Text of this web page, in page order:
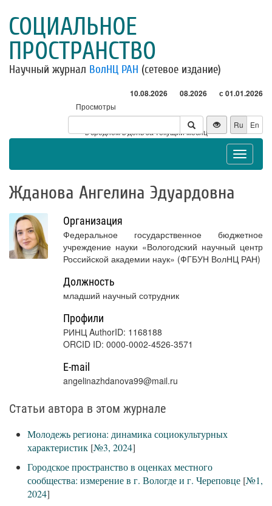
СОЦИАЛЬНОЕ
ПРОСТРАНСТВО
Научный журнал ВолНЦ РАН (сетевое издание)
10.08.2026 08.2026 с 01.01.2026
Просмотры
Посетители
* - в среднем в день за текущий месяц
Ru En
Toggle
Жданова Ангелина Эдуардовна
Организация
Федеральное государственное бюджетное
учреждение науки «Вологодский научный центр
Российской академии наук» (ФГБУН ВолНЦ РАН)
Должность
младший научный сотрудник
Профили
РИНЦ AuthorID: 1168188
ORCID ID: 0000-0002-4526-3571
E-mail
angelinazhdanova99@mail.ru
Статьи автора в этом журнале
Молодежь региона: динамика социокультурных
характеристик [№3, 2024]
Городское пространство в оценках местного
сообщества: измерение в г. Вологде и г. Череповце [№1,
2024]